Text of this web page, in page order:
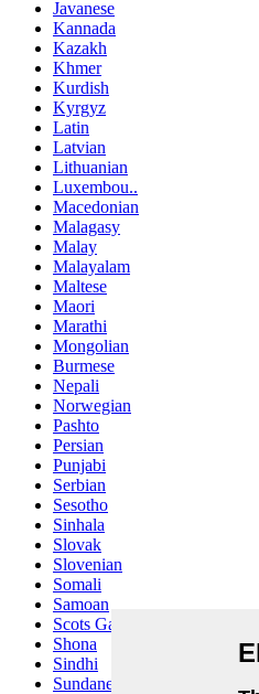
Javanese
Kannada
Kazakh
Khmer
Kurdish
Kyrgyz
Latin
Latvian
Lithuanian
Luxembou..
Macedonian
Malagasy
Malay
Malayalam
Maltese
Maori
Marathi
Mongolian
Burmese
Nepali
Norwegian
Pashto
Persian
Punjabi
Serbian
Sesotho
Sinhala
Slovak
Slovenian
Somali
Samoan
Scots Gaelic
Shona
Sindhi
Sundanese